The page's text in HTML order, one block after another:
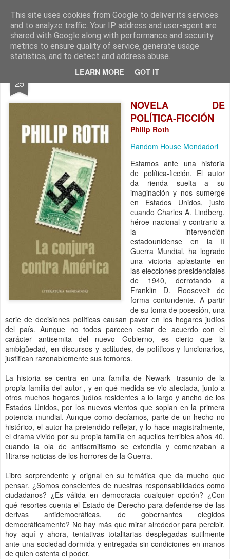
This site uses cookies from Google to deliver its services
and to analyze traffic. Your IP address and user-agent are
shared with Google along with performance and security
metrics to ensure quality of service, generate usage
statistics, and to detect and address abuse.
LEARN MORE GOT IT
CINE, LITERATURA Y VIDA Blog de Cine y Libros
25 LA CONJURA CONTRA AMÉRICA
NOVELA DE
POLÍTICA-FICCIÓN
Philip Roth
Random House Mondadori
Estamos ante una historia
de política-ficción. El autor
da rienda suelta a su
imaginación y nos sumerge
en Estados Unidos, justo
cuando Charles A. Lindberg,
héroe nacional y contrario a
la intervención
estadounidense en la II
Guerra Mundial, ha logrado
una victoria aplastante en
las elecciones presidenciales
de 1940, derrotando a
Franklin D. Roosevelt de
forma contundente. A partir
de su toma de posesión, una
serie de decisiones políticas causan pavor en los hogares judíos
del país. Aunque no todos parecen estar de acuerdo con el
carácter antisemita del nuevo Gobierno, es cierto que la
ambigüedad, en discursos y actitudes, de políticos y funcionarios,
justifican razonablemente sus temores.
La historia se centra en una familia de Newark -trasunto de la
propia familia del autor-, y en qué medida se vio afectada, junto a
otros muchos hogares judíos residentes a lo largo y ancho de los
Estados Unidos, por los nuevos vientos que soplan en la primera
potencia mundial. Aunque como decíamos, parte de un hecho no
histórico, el autor ha pretendido reflejar, y lo hace magistralmente,
el drama vivido por su propia familia en aquellos terribles años 40,
cuando la ola de antisemitismo se extendía y comenzaban a
filtrarse noticias de los horrores de la Guerra.
Libro sorprendente y orignal en su temática que da mucho que
pensar. ¿Somos conscientes de nuestras responsabilidades como
ciudadanos? ¿Es válida en democracia cualquier opción? ¿Con
qué resortes cuenta el Estado de Derecho para defenderse de las
derivas antidemocráticas, de gobernantes elegidos
democráticamente? No hay más que mirar alrededor para percibir,
hoy aquí y ahora, tentativas totalitarias desplegadas sutilmente
ante una sociedad dormida y entregada sin condiciones en manos
de quien ostenta el poder.